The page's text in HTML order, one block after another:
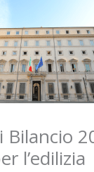
Bilancio
l’edilizia